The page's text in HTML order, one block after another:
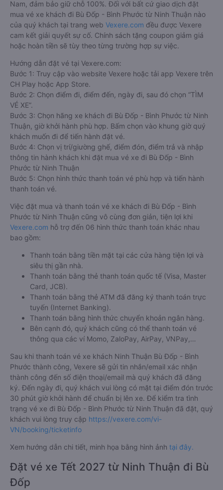
Nam, đảm bảo giữ chỗ 100%. Đối với bất cứ giao dịch đặt
mua vé xe khách đi Bù Đốp - Bình Phước từ Ninh Thuận nào
của quý khách tại trang web Vexere.com đều được Vexere
cam kết giải quyết sự cố. Chính sách tặng coupon giảm giá
hoặc hoàn tiền sẽ tùy theo từng trường hợp sự việc.
Hướng dẫn đặt vé tại Vexere.com:
Bước 1: Truy cập vào website Vexere hoặc tải app Vexere trên
CH Play hoặc App Store.
Bước 2: Chọn điểm đi, điểm đến, ngày đi, sau đó chọn “TÌM
VÉ XE”.
Bước 3: Chọn hãng xe khách đi Bù Đốp - Bình Phước từ Ninh
Thuận, giờ khởi hành phù hợp. Bấm chọn vào khung giờ quý
khách muốn đi để tiến hành đặt vé.
Bước 4: Chọn vị trí/giường ghế, điểm đón, điểm trả và nhập
thông tin hành khách khi đặt mua vé xe đi Bù Đốp - Bình
Phước từ Ninh Thuận
Bước 5: Chọn hình thức thanh toán vé phù hợp và tiến hành
thanh toán vé.
Việc đặt mua và thanh toán vé xe khách đi Bù Đốp - Bình
Phước từ Ninh Thuận cũng vô cùng đơn giản, tiện lợi khi
Vexere.com hỗ trợ đến 06 hình thức thanh toán khác nhau
bao gồm:
Thanh toán bằng tiền mặt tại các cửa hàng tiện lợi và
siêu thị gần nhà.
Thanh toán bằng thẻ thanh toán quốc tế (Visa, Master
Card, JCB).
Thanh toán bằng thẻ ATM đã đăng ký thanh toán trực
tuyến (Internet Banking).
Thanh toán bằng hình thức chuyển khoản ngân hàng.
Bên cạnh đó, quý khách cũng có thể thanh toán vé
thông qua các ví Momo, ZaloPay, AirPay, VNPay,…
Sau khi thanh toán vé xe khách Ninh Thuận Bù Đốp - Bình
Phước thành công, Vexere sẽ gửi tin nhắn/email xác nhận
thành công đến số điện thoại/email mà quý khách đã đăng
ký. Đến ngày đi, quý khách vui lòng có mặt tại điểm đón trước
30 phút giờ khởi hành để chuẩn bị lên xe. Để kiểm tra tình
trạng vé xe đi Bù Đốp - Bình Phước từ Ninh Thuận đã đặt, quý
khách vui lòng truy cập https://vexere.com/vi-
VN/booking/ticketinfo
Xem hướng dẫn chi tiết, minh họa bằng hình ảnh tại đây.
Đặt vé xe Tết 2027 từ Ninh Thuận đi Bù
Đốp